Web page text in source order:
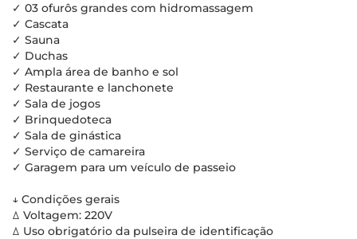
✓ 03 ofurôs grandes com hidromassagem
✓ Cascata
✓ Sauna
✓ Duchas
✓ Ampla área de banho e sol
✓ Restaurante e lanchonete
✓ Sala de jogos
✓ Brinquedoteca
✓ Sala de ginástica
✓ Serviço de camareira
✓ Garagem para um veículo de passeio
↓ Condições gerais
ꕔ Voltagem: 220V
ꕔ Uso obrigatório da pulseira de identificação